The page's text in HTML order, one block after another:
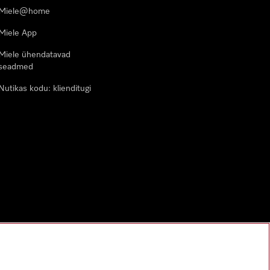
Miele@home
Miele App
Miele ühendatavad
Nutikas kodu: klienditugi